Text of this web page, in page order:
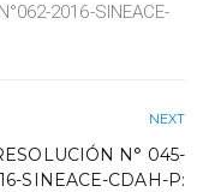
2016-SINEACE-
NEXT
N° 045-
SINEACE-CDAH-P: